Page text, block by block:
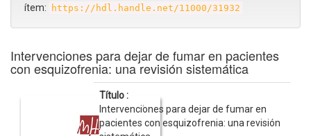
ítem:
https://hdl.handle.net/11000/31932
Intervenciones para dejar de fumar en pacientes
con esquizofrenia: una revisión sistemática
Título :
Intervenciones para dejar de fumar en
pacientes con esquizofrenia: una revisión